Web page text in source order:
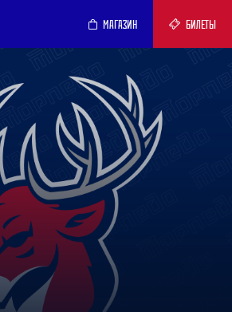
МАГАЗИН БИЛЕТЫ